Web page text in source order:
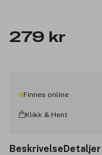
279 kr
Finnes online
Klikk & Hent
BeskrivelseDetaljer